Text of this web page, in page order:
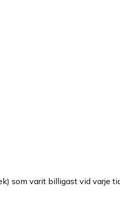
som varit billigast vid varje